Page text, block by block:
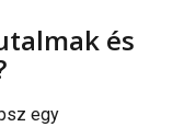
és
egy